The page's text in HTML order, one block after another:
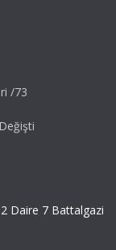
/73
Daire 7 Battalgazi